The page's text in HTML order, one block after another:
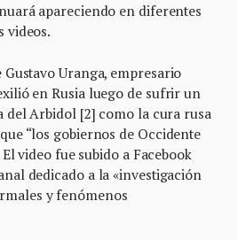
apareciendo en diferentes
videos.
Gustavo Uranga, empresario
en Rusia luego de sufrir un
del Arbidol [2] como la cura rusa
“los gobiernos de Occidente
video fue subido a Facebook
dedicado a la «investigación
y fenómenos